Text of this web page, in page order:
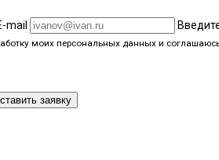
mail
моих персональных данных и
заявку